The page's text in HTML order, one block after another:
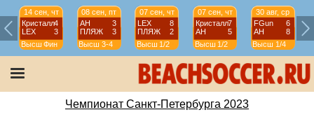
14 сен, чт
Кристалл4
LEX
3
Высш Фин
08 сен, пт
АН
3
ПЛЯЖ
3
Высш 3-4
07 сен, чт
LEX
8
ПЛЯЖ
2
Высш 1/2
07 сен, чт
Кристалл7
АН
5
Высш 1/2
30 авг, ср
FGun
6
АН
8
Высш 1/4
Чемпионат Санкт-Петербурга 2023